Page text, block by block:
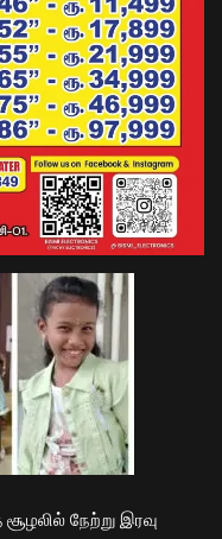
நேற்று இரவு